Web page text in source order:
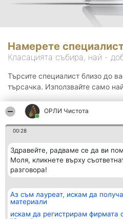
ОРЛИ Чистота
00:28
Здравейте, радваме се да ви
Моля, кликнете върху
разговора!
Аз съм лауреат, искам да
материали
искам да регистрирам фирмата
Намерете
Класацията събира, най -
Търсите специалист близо до
търсачка. Използвайте само
Организатор на
класиране
BulevardulAleea Timișul De
всички